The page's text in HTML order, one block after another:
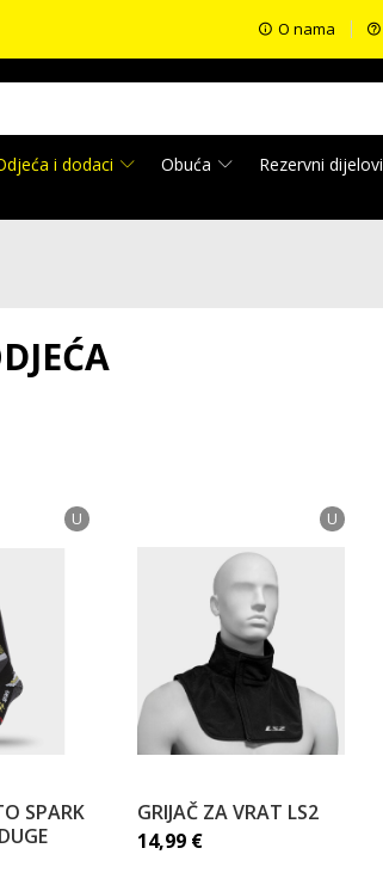
O nama
i dodaci Obuća Rezervni dijelovi
U
SPARK
U
GRIJAČ ZA VRAT LS2
14,99 €